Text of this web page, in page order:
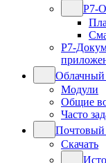
Р7-
Р7-
Модули
Общие
Часто
Почтовый
Скачать